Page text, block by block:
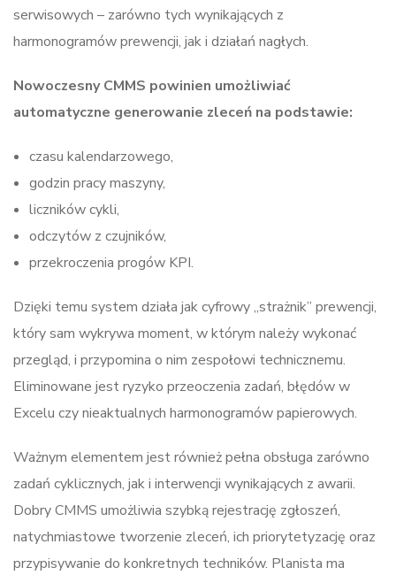
serwisowych – zarówno tych wynikających z
harmonogramów prewencji, jak i działań nagłych.
Nowoczesny CMMS powinien umożliwiać
automatyczne generowanie zleceń na podstawie:
czasu kalendarzowego,
godzin pracy maszyny,
liczników cykli,
odczytów z czujników,
przekroczenia progów KPI.
Dzięki temu system działa jak cyfrowy „strażnik” prewencji,
który sam wykrywa moment, w którym należy wykonać
przegląd, i przypomina o nim zespołowi technicznemu.
Eliminowane jest ryzyko przeoczenia zadań, błędów w
Excelu czy nieaktualnych harmonogramów papierowych.
Ważnym elementem jest również pełna obsługa zarówno
zadań cyklicznych, jak i interwencji wynikających z awarii.
Dobry CMMS umożliwia szybką rejestrację zgłoszeń,
natychmiastowe tworzenie zleceń, ich priorytetyzację oraz
przypisywanie do konkretnych techników. Planista ma